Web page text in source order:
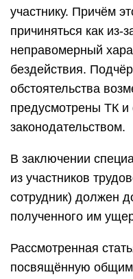
участнику. Причём
причиняться как из-
неправомерный
бездействия.
обстоятельства
предусмотрены ТК
законодательством.
В заключении
из участников
сотрудник) должен
полученного им
Рассмотренная
посвящённую